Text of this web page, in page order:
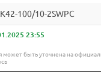
100/10-2SWPC
23:55
быть уточнена на